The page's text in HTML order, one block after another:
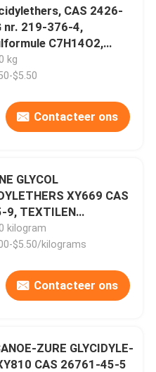
CAS 2426-
nr. 219-376-4,
C7H14O2,
functioneel, Hoge
laag chloor, Butyl 2,3-
kg
$5.50
Contacteer ons
GLYCOL
XY669 CAS
9, TEXTILEN
EN
EN
MIDDEL
kilogram
$5.50/kilograms
Contacteer ons
ZURE GLYCIDYLE-
CAS 26761-45-5